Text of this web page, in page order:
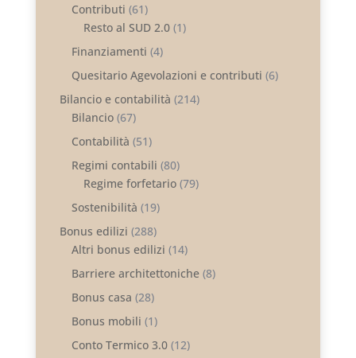
Contributi (61)
Resto al SUD 2.0(1)
Finanziamenti (4)
Quesitario Agevolazioni e contributi (6)
Bilancio e contabilità (214)
Bilancio(67)
Contabilità (51)
Regimi contabili (80)
Regime forfetario(79)
Sostenibilità (19)
Bonus edilizi (288)
Altri bonus edilizi (14)
Barriere architettoniche(8)
Bonus casa (28)
Bonus mobili (1)
Conto Termico 3.0(12)